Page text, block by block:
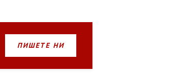
ПИШЕТЕ НИ